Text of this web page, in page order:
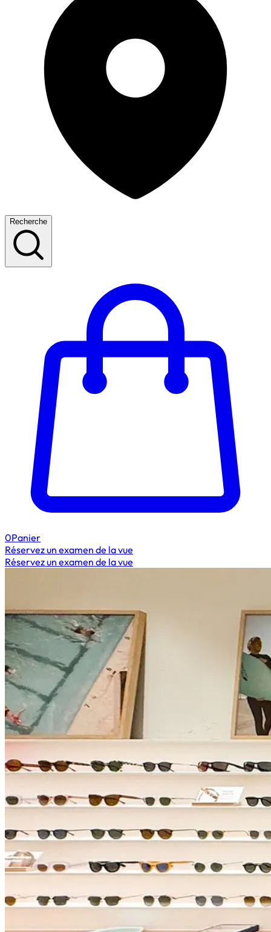
Recherche
0Panier
Réservez un examen de la vue
Réservez un examen de la vue